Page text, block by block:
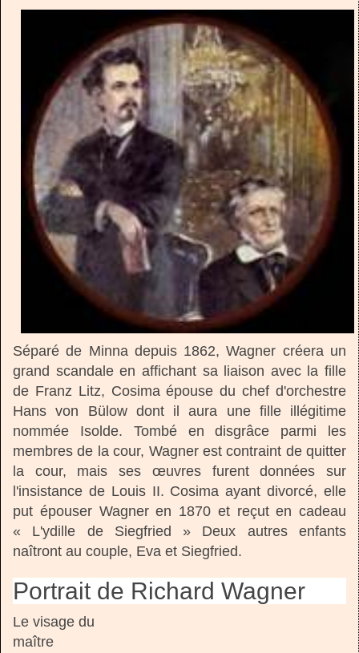
Séparé de Minna depuis 1862, Wagner créera un
grand scandale en affichant sa liaison avec la fille
de Franz Litz, Cosima épouse du chef d'orchestre
Hans von Bülow dont il aura une fille illégitime
nommée Isolde. Tombé en disgrâce parmi les
membres de la cour, Wagner est contraint de quitter
la cour, mais ses œuvres furent données sur
l'insistance de Louis II. Cosima ayant divorcé, elle
put épouser Wagner en 1870 et reçut en cadeau
« L'ydille de Siegfried » Deux autres enfants
naîtront au couple, Eva et Siegfried.
Portrait de Richard Wagner
Le visage du
maître